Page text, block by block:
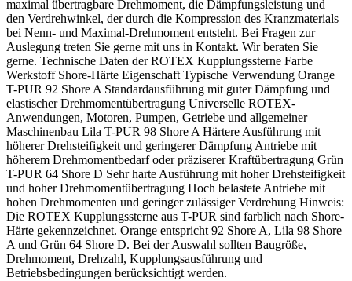
maximal übertragbare Drehmoment, die Dämpfungsleistung und
den Verdrehwinkel, der durch die Kompression des Kranzmaterials
bei Nenn- und Maximal-Drehmoment entsteht. Bei Fragen zur
Auslegung treten Sie gerne mit uns in Kontakt. Wir beraten Sie
gerne. Technische Daten der ROTEX Kupplungssterne Farbe
Werkstoff Shore-Härte Eigenschaft Typische Verwendung Orange
T-PUR 92 Shore A Standardausführung mit guter Dämpfung und
elastischer Drehmomentübertragung Universelle ROTEX-
Anwendungen, Motoren, Pumpen, Getriebe und allgemeiner
Maschinenbau Lila T-PUR 98 Shore A Härtere Ausführung mit
höherer Drehsteifigkeit und geringerer Dämpfung Antriebe mit
höherem Drehmomentbedarf oder präziserer Kraftübertragung Grün
T-PUR 64 Shore D Sehr harte Ausführung mit hoher Drehsteifigkeit
und hoher Drehmomentübertragung Hoch belastete Antriebe mit
hohen Drehmomenten und geringer zulässiger Verdrehung Hinweis:
Die ROTEX Kupplungssterne aus T-PUR sind farblich nach Shore-
Härte gekennzeichnet. Orange entspricht 92 Shore A, Lila 98 Shore
A und Grün 64 Shore D. Bei der Auswahl sollten Baugröße,
Drehmoment, Drehzahl, Kupplungsausführung und
Betriebsbedingungen berücksichtigt werden.